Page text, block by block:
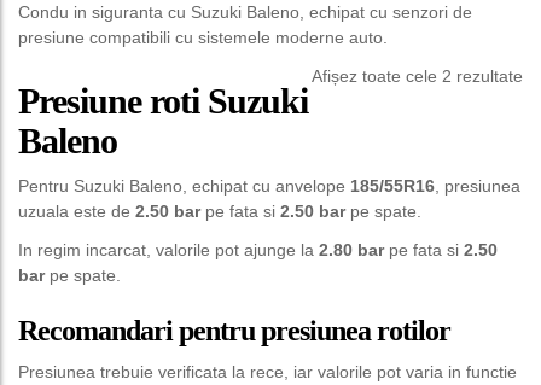
Condu in siguranta cu Suzuki Baleno, echipat cu senzori de
presiune compatibili cu sistemele moderne auto.
Afișez toate cele 2 rezultate
Presiune roti Suzuki
Baleno
Pentru Suzuki Baleno, echipat cu anvelope 185/55R16 , presiunea
uzuala este de 2.50 barpe fata si 2.50 barpe spate.
In regim incarcat, valorile pot ajunge la 2.80 barpe fata si 2.50
barpe spate.
Recomandari pentru presiunea rotilor
Presiunea trebuie verificata la rece, iar valorile pot varia in functie